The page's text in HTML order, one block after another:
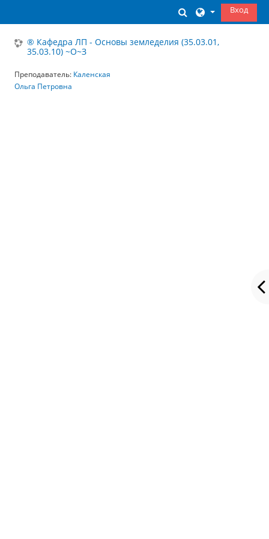
ИзменитьВход
® Кафедра ЛП - Основы земледелия (35.03.01,
35.03.10) ~О~З
Преподаватель: Каленская
Ольга Петровна